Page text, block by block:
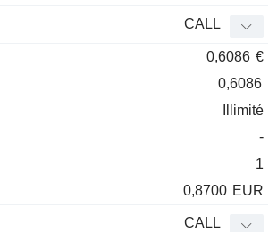
CALL
0,6086 €
0,6086
Illimité
-
1
0,8700 EUR
CALL